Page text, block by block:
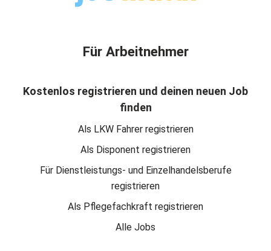
Für Arbeitnehmer
Kostenlos registrieren und deinen neuen Job
finden
Als LKW Fahrer registrieren
Als Disponent registrieren
Für Dienstleistungs- und Einzelhandelsberufe
registrieren
Als Pflegefachkraft registrieren
Alle Jobs